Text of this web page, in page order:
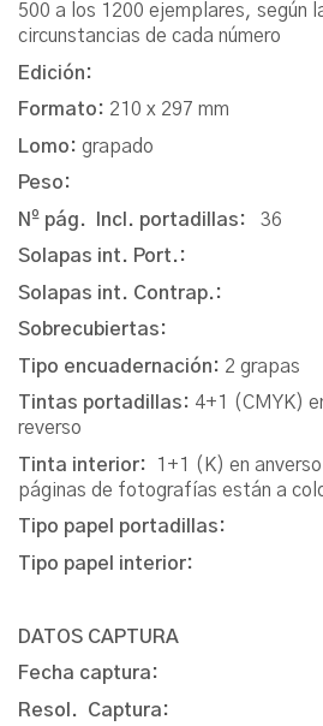
500 a los 1200 ejemplares, según
circunstancias de cada número
Edición:
Formato: 210 x 297 mm
Lomo: grapado
Peso:
Nº pág. Incl. portadillas: 36
Solapas int. Port.:
Solapas int. Contrap.:
Sobrecubiertas:
Tipo encuadernación: 2 grapas
Tintas portadillas: 4+1 (CMYK)
reverso
Tinta interior:
1+1 (K) en
páginas de fotografías están a
Tipo papel portadillas:
Tipo papel interior:
DATOS CAPTURA
Fecha captura:
Resol. Captura: